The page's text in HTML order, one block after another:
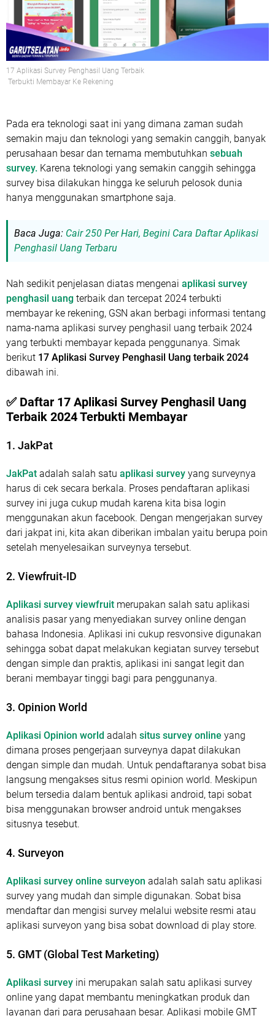
17 Aplikasi Survey Penghasil Uang Terbaik
Terbukti Membayar Ke Rekening
Pada era teknologi saat ini yang dimana zaman sudah
semakin maju dan teknologi yang semakin canggih, banyak
perusahaan besar dan ternama membutuhkan sebuah
survey. Karena teknologi yang semakin canggih sehingga
survey bisa dilakukan hingga ke seluruh pelosok dunia
hanya menggunakan smartphone saja.
Baca Juga: Cair 250 Per Hari, Begini Cara Daftar Aplikasi
Penghasil Uang Terbaru
Nah sedikit penjelasan diatas mengenai aplikasi survey
penghasil uang terbaik dan tercepat 2024 terbukti
membayar ke rekening, GSN akan berbagi informasi tentang
nama-nama aplikasi survey penghasil uang terbaik 2024
yang terbukti membayar kepada penggunanya. Simak
berikut 17 Aplikasi Survey Penghasil Uang terbaik 2024
dibawah ini.
✅ Daftar 17 Aplikasi Survey Penghasil Uang
Terbaik 2024 Terbukti Membayar
1. JakPat
JakPat adalah salah satu aplikasi survey yang surveynya
harus di cek secara berkala. Proses pendaftaran aplikasi
survey ini juga cukup mudah karena kita bisa login
menggunakan akun facebook. Dengan mengerjakan survey
dari jakpat ini, kita akan diberikan imbalan yaitu berupa poin
setelah menyelesaikan surveynya tersebut.
2. Viewfruit-ID
Aplikasi survey viewfruit merupakan salah satu aplikasi
analisis pasar yang menyediakan survey online dengan
bahasa Indonesia. Aplikasi ini cukup resvonsive digunakan
sehingga sobat dapat melakukan kegiatan survey tersebut
dengan simple dan praktis, aplikasi ini sangat legit dan
berani membayar tinggi bagi para penggunanya.
3. Opinion World
Aplikasi Opinion world adalah situs survey online yang
dimana proses pengerjaan surveynya dapat dilakukan
dengan simple dan mudah. Untuk pendaftaranya sobat bisa
langsung mengakses situs resmi opinion world. Meskipun
belum tersedia dalam bentuk aplikasi android, tapi sobat
bisa menggunakan browser android untuk mengakses
situsnya tesebut.
4. Surveyon
Aplikasi survey online surveyon adalah salah satu aplikasi
survey yang mudah dan simple digunakan. Sobat bisa
mendaftar dan mengisi survey melalui website resmi atau
aplikasi surveyon yang bisa sobat download di play store.
5. GMT (Global Test Marketing)
Aplikasi survey ini merupakan salah satu aplikasi survey
online yang dapat membantu meningkatkan produk dan
layanan dari para perusahaan besar. Aplikasi mobile GMT